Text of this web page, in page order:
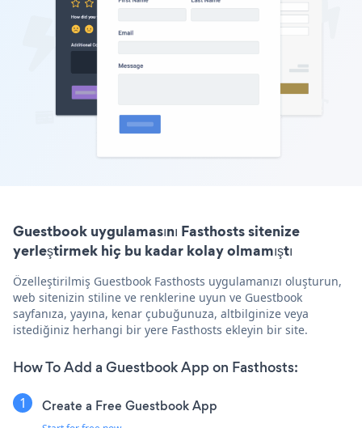
Guestbook uygulamasını Fasthosts sitenize
yerleştirmek hiç bu kadar kolay olmamıştı
Özelleştirilmiş Guestbook Fasthosts uygulamanızı oluşturun,
web sitenizin stiline ve renklerine uyun ve Guestbook
sayfanıza, yayına, kenar çubuğunuza, altbilginize veya
istediğiniz herhangi bir yere Fasthosts ekleyin bir site.
How To Add a Guestbook App on Fasthosts:
Create a Free Guestbook App